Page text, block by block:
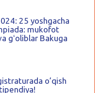
25 yoshgacha
mukofot
gʻoliblar Bakuga
o’qish